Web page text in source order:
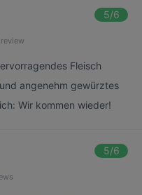
5/6
review
Fleisch
angenehm gewürztes
Wir kommen wieder!
5/6